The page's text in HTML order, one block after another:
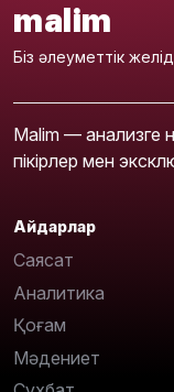
malim
Біз әлеуметтік
Malim — анализге
пікірлер мен
Айдарлар
Саясат
Аналитика
Қоғам
Мәдениет